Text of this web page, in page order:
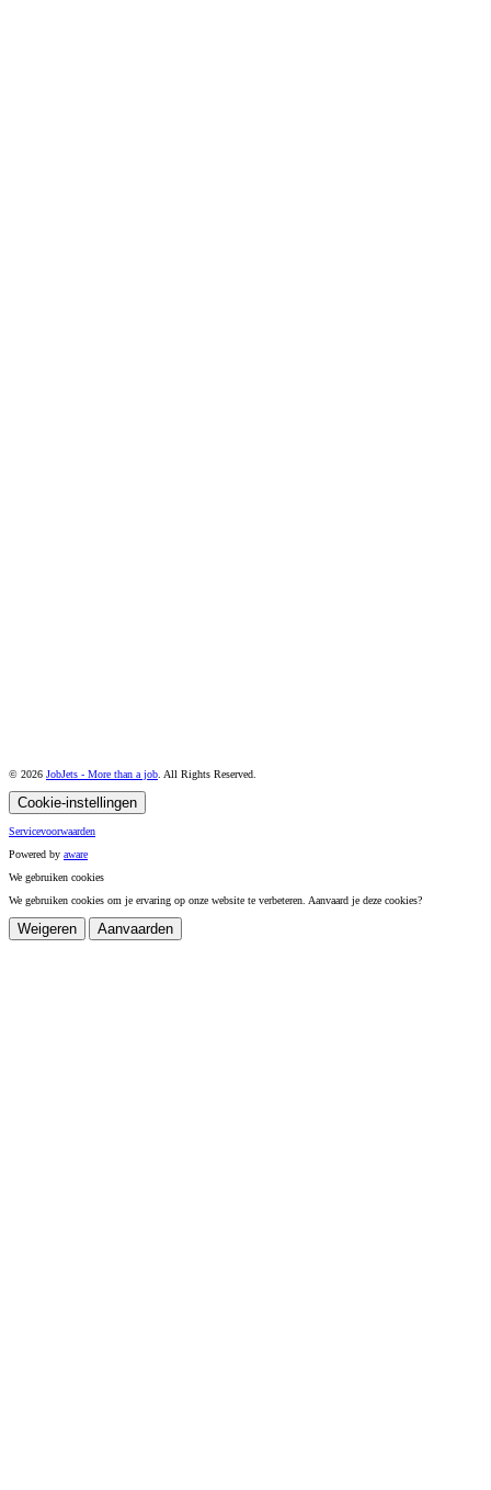
© 2026 JobJets - More than a job . All Rights Reserved.
Cookie-instellingen
Servicevoorwaarden
Powered by aware
We gebruiken cookies
We gebruiken cookies om je ervaring op onze website te verbeteren. Aanvaard je deze cookies?
Weigeren Aanvaarden